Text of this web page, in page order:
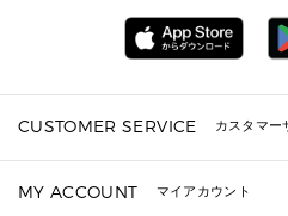
メンズ 時計・その他
ミニ財布・フラグメントケース
▶ 小物すべて
定期ケース・カードケース・名刺入
アクセサリー
CUSTOMER SERVICE カスタマー
ギフト用にラッピングができますか？
MY ACCOUNT マイアカウント